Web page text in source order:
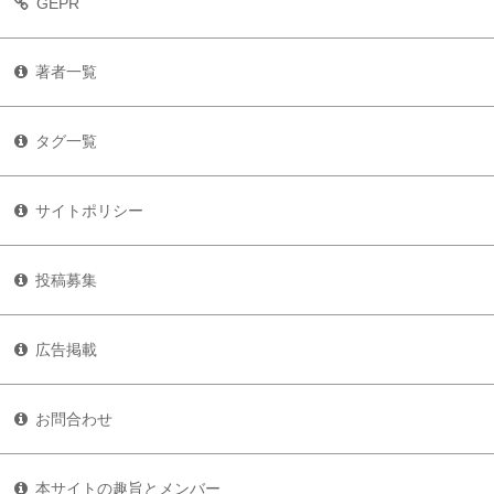
著者一覧
タグ一覧
サイトポリシー
投稿募集
広告掲載
お問合わせ
本サイトの趣旨とメンバー